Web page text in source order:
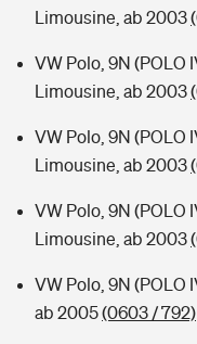
Limousine, ab 2003
VW Polo, 9N (POLO
Limousine, ab 2003
VW Polo, 9N (POLO
Limousine, ab 2003
VW Polo, 9N (POLO
Limousine, ab 2003
VW Polo, 9N (POLO
ab 2005(0603 / 792)